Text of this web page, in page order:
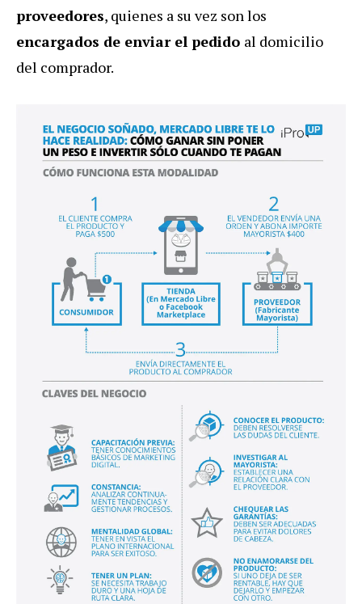
proveedores, quienes a su vez son los
encargados de enviar el pedido al domicilio
del comprador.